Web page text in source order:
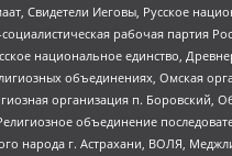
Свидетели Иеговы, Русское
рабочая партия
национальное единство,
объединениях, Омская
организация п.
объединение
г. Астрахани, ВОЛЯ,